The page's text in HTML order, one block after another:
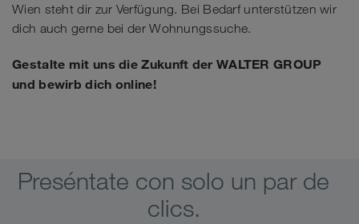
Wien steht dir zur Verfügung. Bei Bedarf unterstützen wir
dich auch gerne bei der Wohnungssuche.
Gestalte mit uns die Zukunft der WALTER GROUP
und bewirb dich online!
Preséntate con solo un par de
clics.